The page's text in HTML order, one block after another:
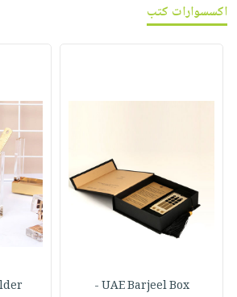
اكسسوارات كتب
UAE Barjeel Box -